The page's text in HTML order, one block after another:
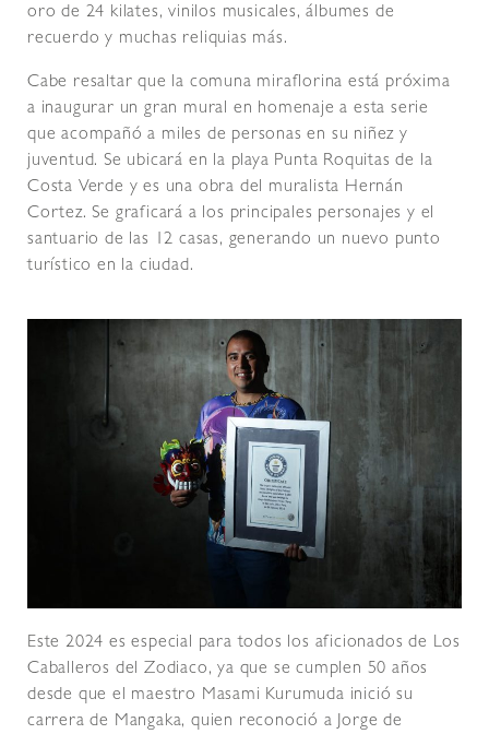
oro de 24 kilates, vinilos musicales, álbumes de
recuerdo y muchas reliquias más.
Cabe resaltar que la comuna miraflorina está próxima
a inaugurar un gran mural en homenaje a esta serie
que acompañó a miles de personas en su niñez y
juventud. Se ubicará en la playa Punta Roquitas de la
Costa Verde y es una obra del muralista Hernán
Cortez. Se graficará a los principales personajes y el
santuario de las 12 casas, generando un nuevo punto
turístico en la ciudad.
Este 2024 es especial para todos los aficionados de Los
Caballeros del Zodiaco, ya que se cumplen 50 años
desde que el maestro Masami Kurumuda inició su
carrera de Mangaka, quien reconoció a Jorge de